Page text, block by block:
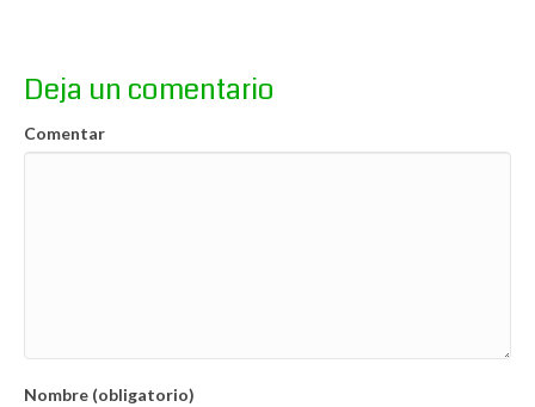
Deja un comentario
Comentar
Nombre (obligatorio)